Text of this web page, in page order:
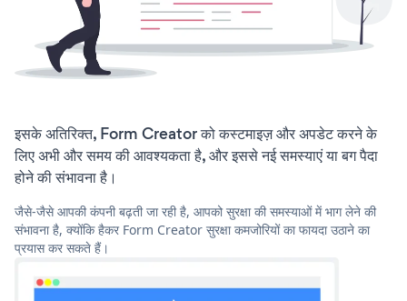
इसके अतिरिक्त, Form Creator को कस्टमाइज़ और अपडेट करने के
लिए अभी और समय की आवश्यकता है, और इससे नई समस्याएं या बग पैदा
होने की संभावना है।
जैसे-जैसे आपकी कंपनी बढ़ती जा रही है, आपको सुरक्षा की समस्याओं में भाग लेने की
संभावना है, क्योंकि हैकर Form Creator सुरक्षा कमजोरियों का फायदा उठाने का
प्रयास कर सकते हैं।